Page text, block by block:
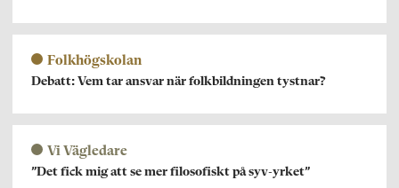
Folkhögskolan
Debatt: Vem tar ansvar när folkbildningen tystnar?
Vi Vägledare
”Det fick mig att se mer filosofiskt på syv-yrket”